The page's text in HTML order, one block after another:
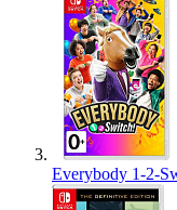
Everybody 1-2-